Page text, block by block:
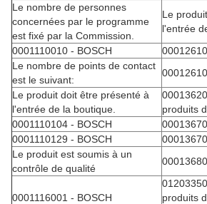
Le nombre de personnes
concernées par le programme
est fixé par la Commission.
Le
l'entrée
0001110010 - BOSCH
Le nombre de points de contact
est le suivant:
Le produit doit être présenté à
l'entrée de la boutique.
produits
0001110104 - BOSCH
0001110129 - BOSCH
Le produit est soumis à un
contrôle de qualité
0001116001 - BOSCH
produits